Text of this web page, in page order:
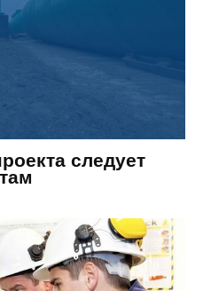
следует